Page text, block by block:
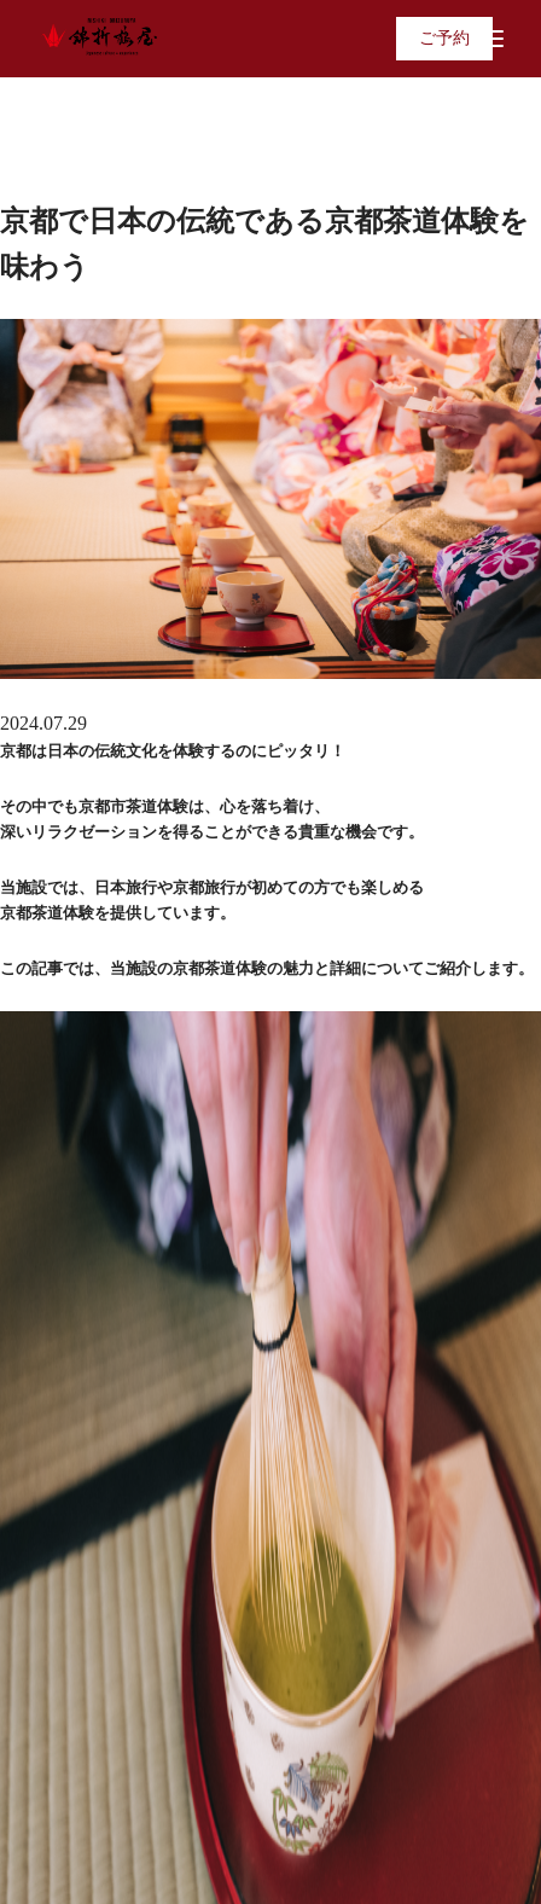
ご予約
京都で日本の伝統である京都茶道体験を
味わう
2024.07.29
京都は日本の伝統文化を体験するのにピッタリ！
その中でも京都市茶道体験は、心を落ち着け、
深いリラクゼーションを得ることができる貴重な機会です。
当施設では、日本旅行や京都旅行が初めての方でも楽しめる
京都茶道体験を提供しています。
この記事では、当施設の京都茶道体験の魅力と詳細についてご紹介します。